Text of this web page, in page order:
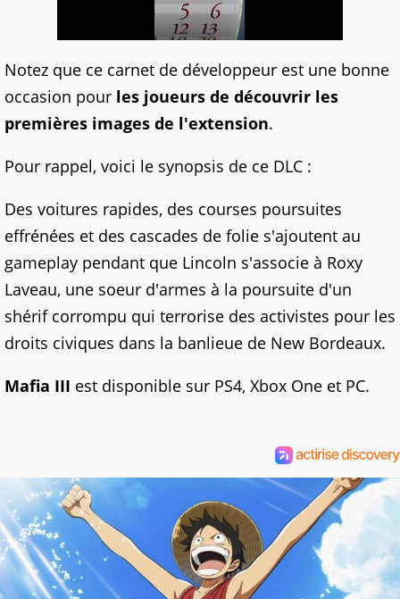
Notez que ce carnet de développeur est une bonne
occasion pour les joueurs de découvrir les
premières images de l'extension.
Pour rappel, voici le synopsis de ce DLC :
Des voitures rapides, des courses poursuites
effrénées et des cascades de folie s'ajoutent au
gameplay pendant que Lincoln s'associe à Roxy
Laveau, une soeur d'armes à la poursuite d'un
shérif corrompu qui terrorise des activistes pour les
droits civiques dans la banlieue de New Bordeaux.
Mafia III est disponible sur PS4, Xbox One et PC.